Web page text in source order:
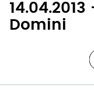
Domini